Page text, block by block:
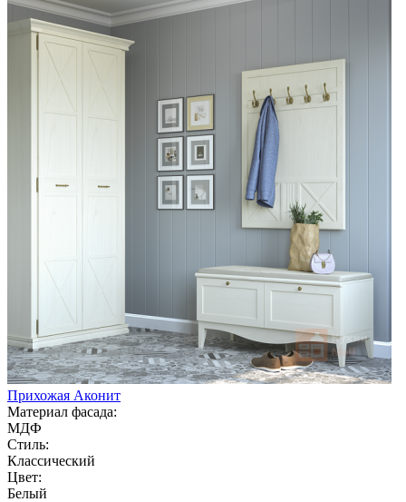
Прихожая Аконит
Материал фасада:
МДФ
Стиль:
Классический
Цвет:
Белый